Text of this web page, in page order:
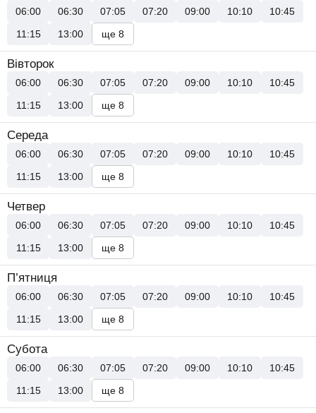
06:00 06:30 07:05 07:20 09:00 10:10
10:45
11:15
13:00 ще 8
Вівторок
06:00 06:30 07:05 07:20 09:00 10:10
10:45
11:15
13:00 ще 8
Середа
06:00 06:30 07:05 07:20 09:00 10:10
10:45
11:15
13:00 ще 8
Четвер
06:00 06:30 07:05 07:20 09:00 10:10
10:45
11:15
13:00 ще 8
П’ятниця
06:00 06:30 07:05 07:20 09:00 10:10
10:45
11:15
13:00 ще 8
Субота
06:00 06:30 07:05 07:20 09:00 10:10
10:45
11:15
13:00 ще 8